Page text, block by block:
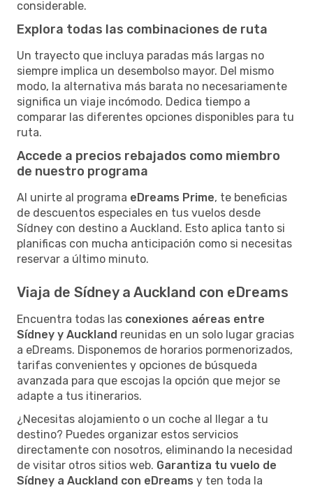
considerable.
Explora todas las combinaciones de ruta
Un trayecto que incluya paradas más largas no
siempre implica un desembolso mayor. Del mismo
modo, la alternativa más barata no necesariamente
significa un viaje incómodo. Dedica tiempo a
comparar las diferentes opciones disponibles para tu
ruta.
Accede a precios rebajados como miembro
de nuestro programa
Al unirte al programa eDreams Prime, te beneficias
de descuentos especiales en tus vuelos desde
Sídney con destino a Auckland. Esto aplica tanto si
planificas con mucha anticipación como si necesitas
reservar a último minuto.
Viaja de Sídney a Auckland con eDreams
Encuentra todas las conexiones aéreas entre
Sídney y Auckland reunidas en un solo lugar gracias
a eDreams. Disponemos de horarios pormenorizados,
tarifas convenientes y opciones de búsqueda
avanzada para que escojas la opción que mejor se
adapte a tus itinerarios.
¿Necesitas alojamiento o un coche al llegar a tu
destino? Puedes organizar estos servicios
directamente con nosotros, eliminando la necesidad
de visitar otros sitios web. Garantiza tu vuelo de
Sídney a Auckland con eDreams y ten toda la